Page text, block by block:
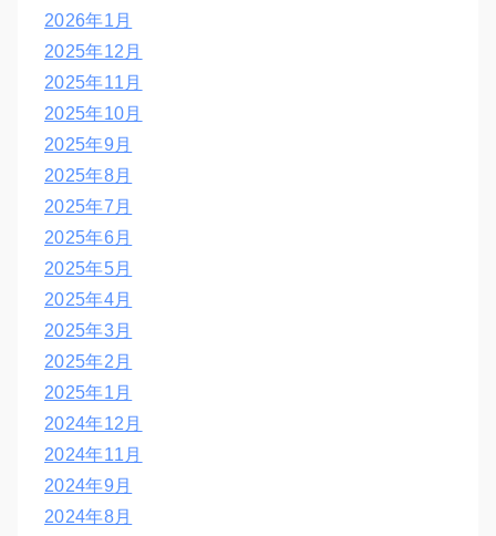
2026年1月
2025年12月
2025年11月
2025年10月
2025年9月
2025年8月
2025年7月
2025年6月
2025年5月
2025年4月
2025年3月
2025年2月
2025年1月
2024年12月
2024年11月
2024年9月
2024年8月